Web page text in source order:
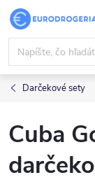
Prejsť
obsah
Darčekové sety
Cuba